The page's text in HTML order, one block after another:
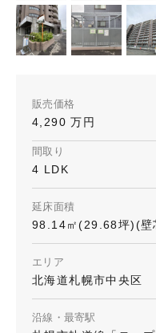
販売価格
4,290 万円
間取り
4 LDK
延床面積
98.14㎡(29.68坪)(壁
エリア
北海道札幌市中央区
沿線・最寄駅